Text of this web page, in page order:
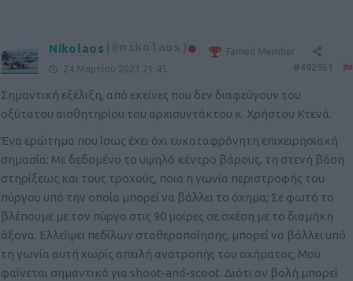
Nikolaos (@nikolaos)
Famed Member
24 Μαρτίου 2023 21:45
Σημαντική εξέλιξη, από εκείνες που δεν διαφεύγουν του
οξύτατου αισθητηρίου του αρχισυντάκτου κ. Χρήστου Κτενά.
Ένα ερώτημα που ίσως έχει όχι ευκαταφρόνητη επιχειρησιακή
σημασία: Με δεδομένο το υψηλό κέντρο βάρους, τη στενή βάση
στηρίξεως και τους τροχούς, ποια η γωνία περιστροφής του
πύργου υπό την οποία μπορεί να βάλλει το όχημα; Σε φωτό το
βλέπουμε με τον πύργο στις 90 μοίρες σε σχέση με το διαμήκη
άξονα. Ελλείψει πεδίλων σταθεροποίησης, μπορεί να βάλλει υπό
τη γωνία αυτή χωρίς απειλή ανατροπής του οχήματος; Μου
φαίνεται σημαντικό για shoot-and-scoot. Διότι αν βολή μπορεί